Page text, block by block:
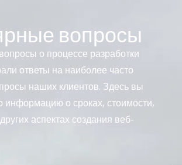
вопросы
о процессе разработки
ответы на наиболее часто
наших клиентов. Здесь вы
информацию о сроках, стоимости,
аспектах создания веб-